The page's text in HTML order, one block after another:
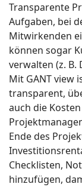
Transparente
Aufgaben, bei
Mitwirkenden
können sogar
verwalten (z.
Mit GANT view
transparent,
auch die
Ende des
Checklisten,
hinzufügen,